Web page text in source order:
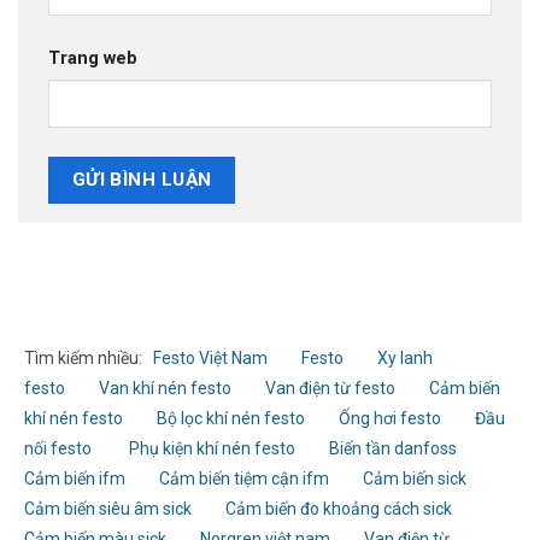
Trang web
Tìm kiếm nhiều: Festo Việt Nam Festo
Xy lanh
festo
Van khí nén festo Van điện từ festo
Cảm biến
khí nén festo
Bộ lọc khí nén festo Ống hơi festo
Đầu
nối festo
Phụ kiện khí nén festo
Biến tần danfoss
Cảm biến ifm
Cảm biến tiệm cận ifm
Cảm biến sick
Cảm biến siêu âm sick
Cảm biến đo khoảng cách sick